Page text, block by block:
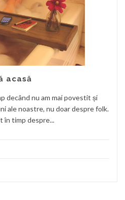
acasă
decând nu am mai povestit și
ale noastre, nu doar despre folk.
în timp despre...